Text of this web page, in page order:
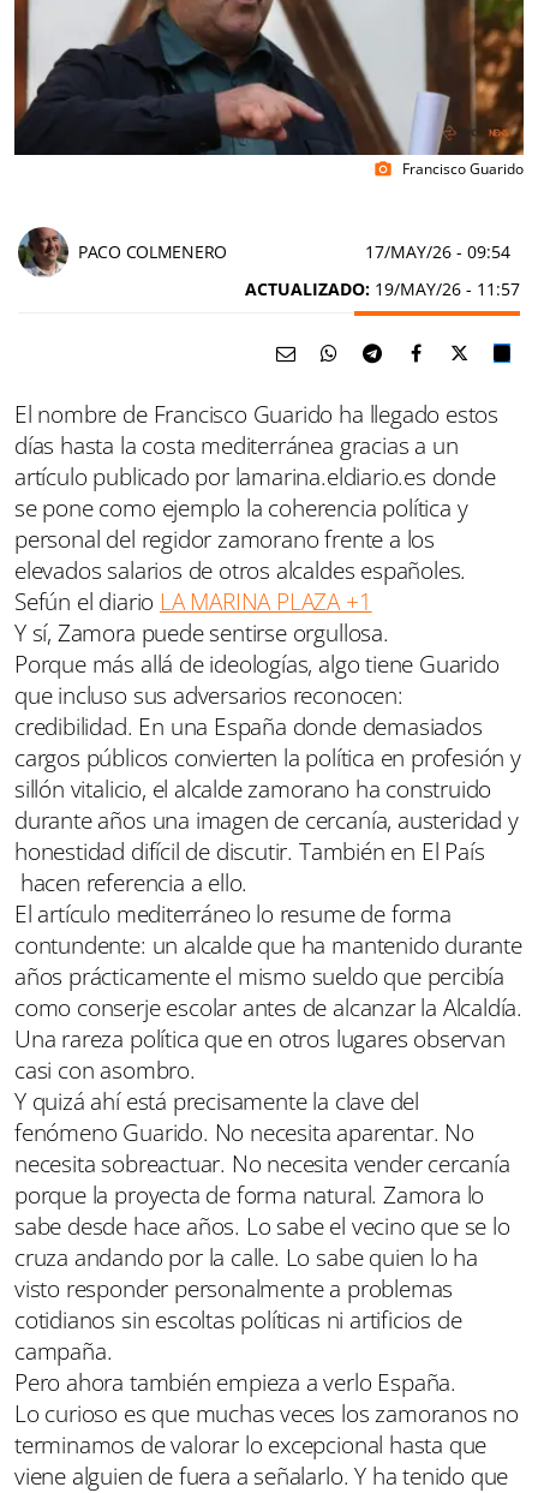
photo_camera Francisco Guarido
PACO COLMENERO 17/MAY/26 - 09:54
ACTUALIZADO: 19/MAY/26 - 11:57
El nombre de Francisco Guarido ha llegado estos
días hasta la costa mediterránea gracias a un
artículo publicado por lamarina.eldiario.es donde
se pone como ejemplo la coherencia política y
personal del regidor zamorano frente a los
elevados salarios de otros alcaldes españoles.
Sefún el diario LA MARINA PLAZA +1
Y sí, Zamora puede sentirse orgullosa.
Porque más allá de ideologías, algo tiene Guarido
que incluso sus adversarios reconocen:
credibilidad. En una España donde demasiados
cargos públicos convierten la política en profesión y
sillón vitalicio, el alcalde zamorano ha construido
durante años una imagen de cercanía, austeridad y
honestidad difícil de discutir. También en El País
hacen referencia a ello.
El artículo mediterráneo lo resume de forma
contundente: un alcalde que ha mantenido durante
años prácticamente el mismo sueldo que percibía
como conserje escolar antes de alcanzar la Alcaldía.
Una rareza política que en otros lugares observan
casi con asombro.
Y quizá ahí está precisamente la clave del
fenómeno Guarido. No necesita aparentar. No
necesita sobreactuar. No necesita vender cercanía
porque la proyecta de forma natural. Zamora lo
sabe desde hace años. Lo sabe el vecino que se lo
cruza andando por la calle. Lo sabe quien lo ha
visto responder personalmente a problemas
cotidianos sin escoltas políticas ni artificios de
campaña.
Pero ahora también empieza a verlo España.
Lo curioso es que muchas veces los zamoranos no
terminamos de valorar lo excepcional hasta que
viene alguien de fuera a señalarlo. Y ha tenido que